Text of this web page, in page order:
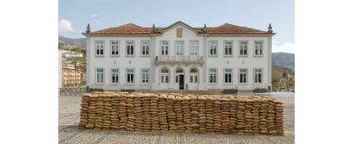
GALERIE CHANTAL CROUSEL
10 RUE CHARLOT, 75003 PARIS